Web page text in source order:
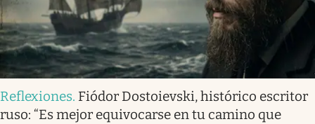
Reflexiones. Fiódor Dostoievski, histórico escritor
ruso: “Es mejor equivocarse en tu camino que